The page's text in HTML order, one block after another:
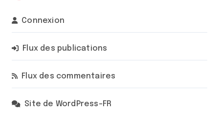
Connexion
Flux des publications
Flux des commentaires
Site de WordPress-FR